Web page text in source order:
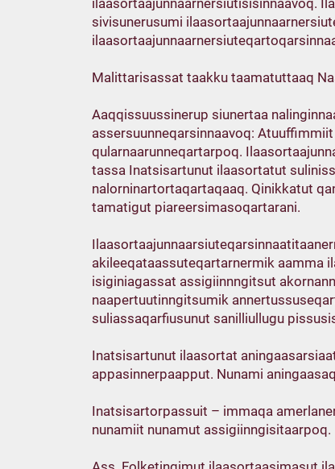
sivisunerusumi
Malittarisassat taakku taamatuttaaq
Aaqqissuussinerup siunertaa
assersuunneqarsinnaavoq:
qularnaarunneqartarpoq.
tassa Inatsisartunut ilaasortatut
nalorninartortaqartaqaaq. Qinikkatut
tamatigut piareersimasoqartarani.
akileeqataassuteqartarnermik aamma
isiginiagassat assigiinnngitsut
naapertuutinngitsumik
suliassaqarfiusunut sanilliullugu
Inatsisartunut ilaasortat
appasinnerpaapput. Nunami
Inatsisartorpassuit – immaqa
nunamiit nunamut assigiinngisitaarpoq.